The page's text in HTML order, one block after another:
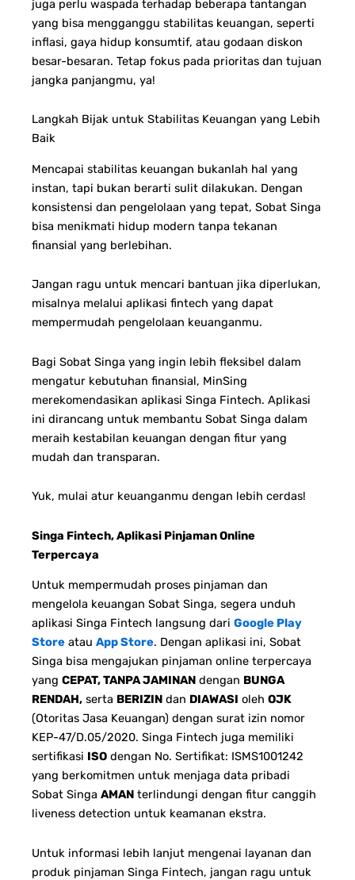
juga perlu waspada terhadap beberapa tantangan
yang bisa mengganggu stabilitas keuangan, seperti
inflasi, gaya hidup konsumtif, atau godaan diskon
besar-besaran. Tetap fokus pada prioritas dan tujuan
jangka panjangmu, ya!
Langkah Bijak untuk Stabilitas Keuangan yang Lebih
Baik
Mencapai stabilitas keuangan bukanlah hal yang
instan, tapi bukan berarti sulit dilakukan. Dengan
konsistensi dan pengelolaan yang tepat, Sobat Singa
bisa menikmati hidup modern tanpa tekanan
finansial yang berlebihan.
Jangan ragu untuk mencari bantuan jika diperlukan,
misalnya melalui aplikasi fintech yang dapat
mempermudah pengelolaan keuanganmu.
Bagi Sobat Singa yang ingin lebih fleksibel dalam
mengatur kebutuhan finansial, MinSing
merekomendasikan aplikasi Singa Fintech. Aplikasi
ini dirancang untuk membantu Sobat Singa dalam
meraih kestabilan keuangan dengan fitur yang
mudah dan transparan.
Yuk, mulai atur keuanganmu dengan lebih cerdas!
Singa Fintech, Aplikasi Pinjaman Online
Terpercaya
Untuk mempermudah proses pinjaman dan
mengelola keuangan Sobat Singa, segera unduh
aplikasi Singa Fintech langsung dari Google Play
Store atau App Store. Dengan aplikasi ini, Sobat
Singa bisa mengajukan pinjaman online terpercaya
yang CEPAT, TANPA JAMINAN dengan BUNGA
RENDAH, serta BERIZIN dan DIAWASI oleh OJK
(Otoritas Jasa Keuangan) dengan surat izin nomor
KEP-47/D.05/2020. Singa Fintech juga memiliki
sertifikasi ISO dengan No. Sertifikat: ISMS1001242
yang berkomitmen untuk menjaga data pribadi
Sobat Singa AMAN terlindungi dengan fitur canggih
liveness detection untuk keamanan ekstra.
Untuk informasi lebih lanjut mengenai layanan dan
produk pinjaman Singa Fintech, jangan ragu untuk